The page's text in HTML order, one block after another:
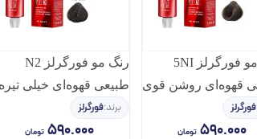
رنگ مو فورگرلز 5NI
قهوه‌ای روشن قوی
فورگرلز
۵۹۰.۰۰۰ تومان
رنگ مو فورگرلز N2
طبیعی قهوه‌ای خیلی تیره
برند:فورگرلز
۵۹۰.۰۰۰ تومان